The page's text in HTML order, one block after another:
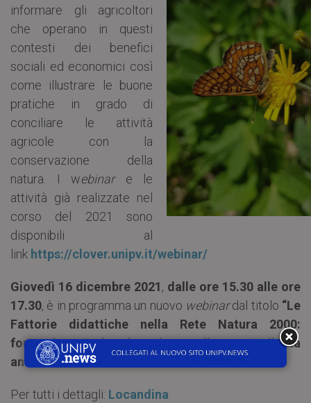
informare gli agricoltori
che operano in questi
contesti dei benefici
sociali ed economici così
come illustrare le buone
pratiche in grado di
conciliare le attività
agricole con la
conservazione della
natura. I webinar e le
attività già realizzate nel
corso del 2021 sono
disponibili al
link https://clover.unipv.it/webinar/
Giovedì 16 dicembre 2021, dalle ore 15.30 alle ore
17.30, è in programma un nuovo webinardal titolo “Le
Fattorie didattiche nella Rete Natura 2000:
formazione ed educazione alla sostenibilità
ambientale”.
Per tutti i dettagli: Locandina